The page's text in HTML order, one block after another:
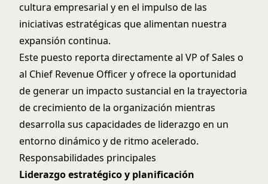
cultura empresarial y en el impulso de las
iniciativas estratégicas que alimentan nuestra
expansión continua.
Este puesto reporta directamente al VP of Sales o
al Chief Revenue Officer y ofrece la oportunidad
de generar un impacto sustancial en la trayectoria
de crecimiento de la organización mientras
desarrolla sus capacidades de liderazgo en un
entorno dinámico y de ritmo acelerado.
Responsabilidades principales
Liderazgo estratégico y planificación